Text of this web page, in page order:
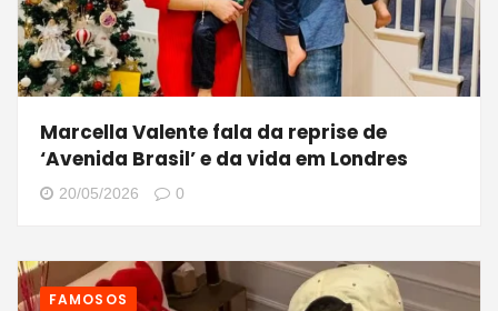
Marcella Valente fala da reprise de
‘Avenida Brasil’ e da vida em Londres
20/05/2026 0
FAMOSOS